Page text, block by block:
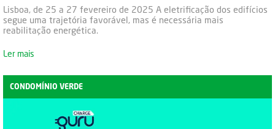
Lisboa, de 25 a 27 fevereiro de 2025 A eletrificação dos edifícios
segue uma trajetória favorável, mas é necessária mais
reabilitação energética.
Ler mais
CONDOMÍNIO VERDE